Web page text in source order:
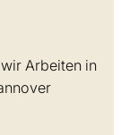
Arbeiten in